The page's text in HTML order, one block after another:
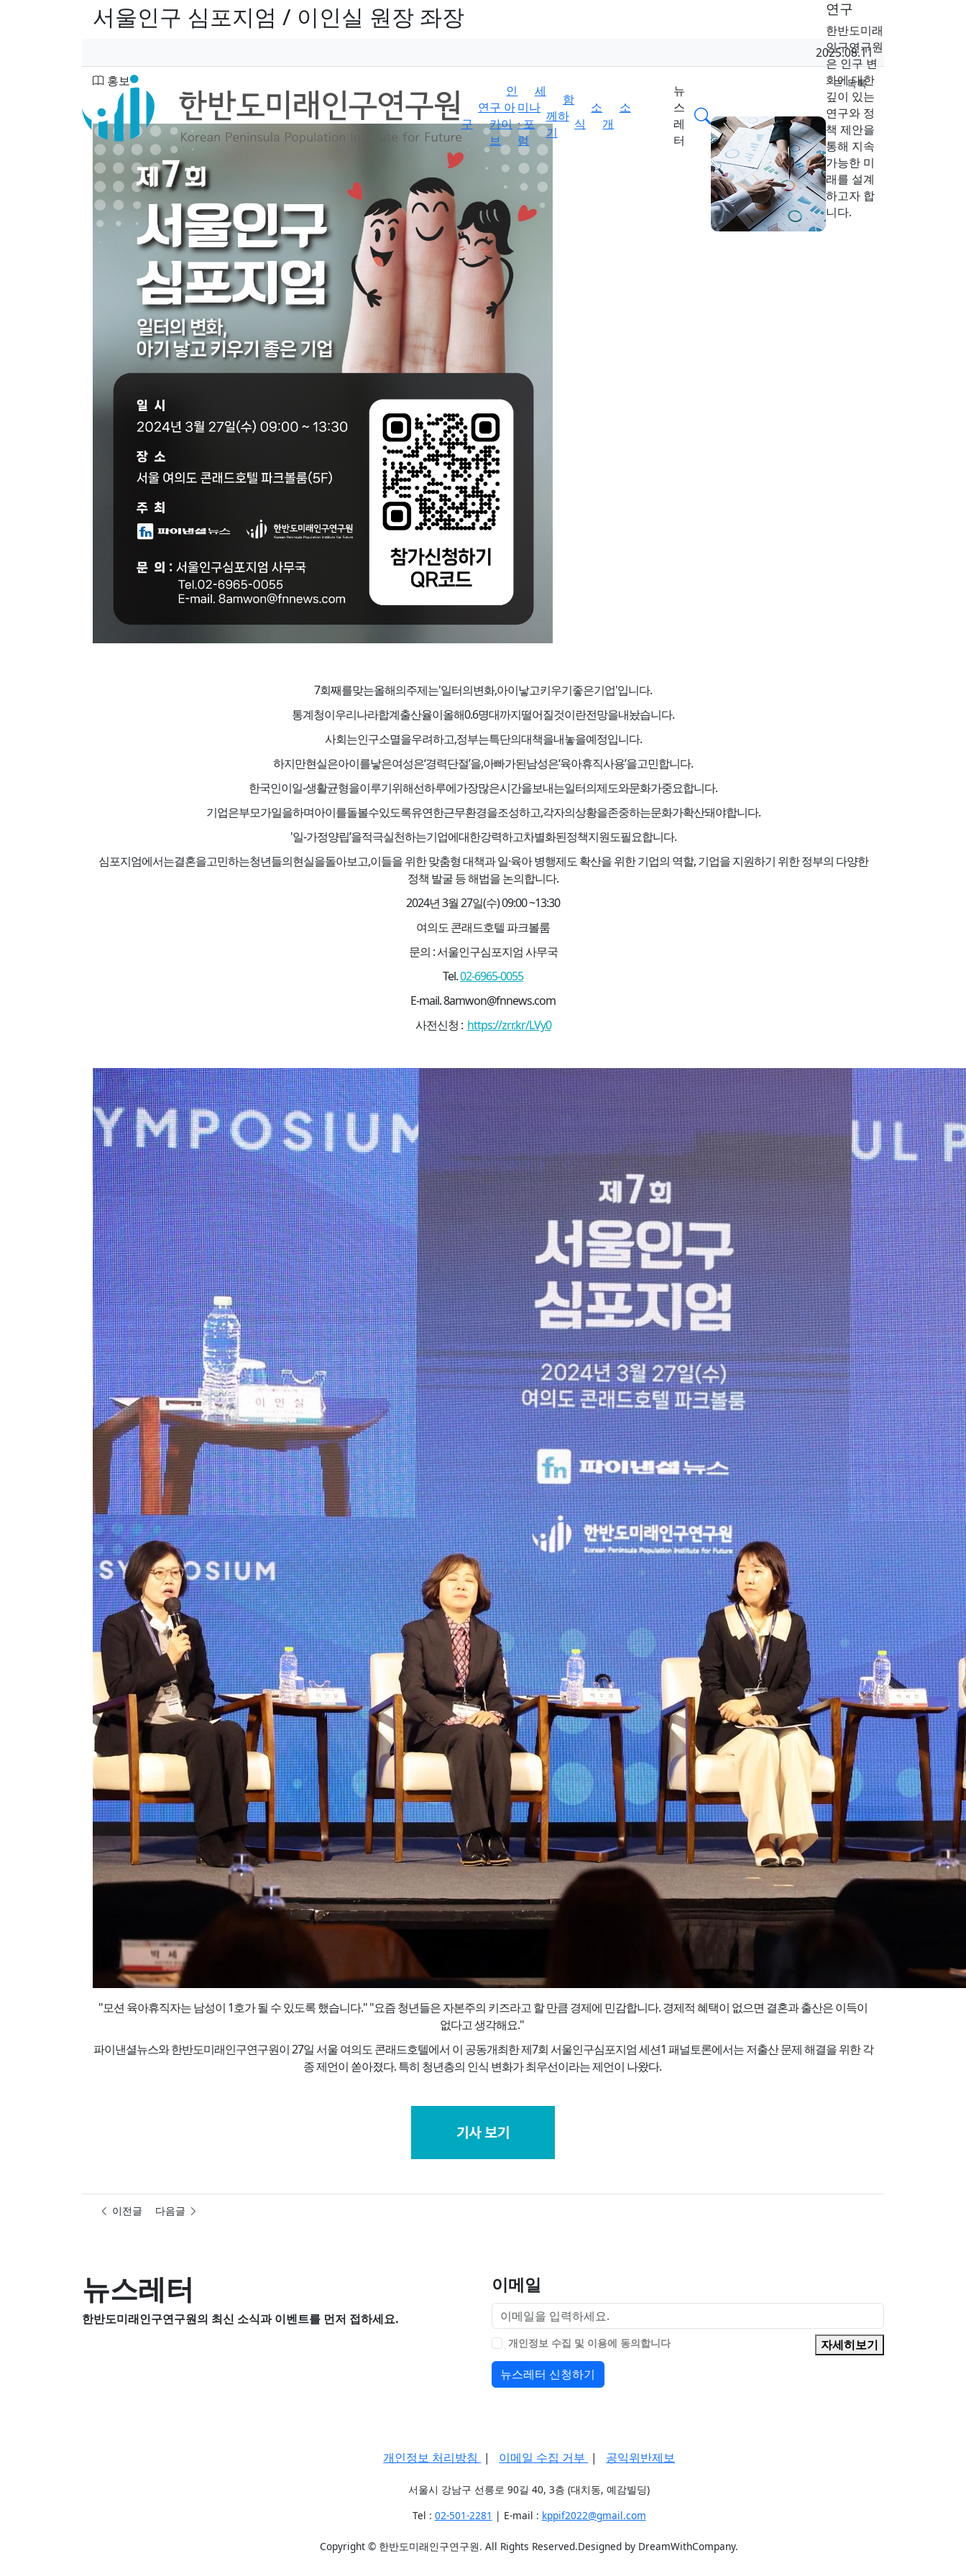
연
구
인
구 아
카이
브
세
미나
· 포
럼
함
께하
기
소
식
소
개
뉴
스
레
터
검색
연구
한반도미래
인구연구원
은 인구 변
화에 대한
깊이 있는
연구와 정
책 제안을
통해 지속
가능한 미
래를 설계
하고자 합
니다.
서울인구 심포지엄 / 이인실 원장 좌장
작성일
2025.08.11
분류
홍보 목록
본문
7회째를맞는올해의주제는'일터의변화,아이낳고키우기좋은기업'입니다.
통계청이우리나라합계출산율이올해0.6명대까지떨어질것이란전망을내놨습니다.
사회는인구소멸을우려하고,정부는특단의대책을내놓을예정입니다.
하지만현실은아이를낳은여성은‘경력단절’을,아빠가된남성은‘육아휴직사용’을고민합니다.
한국인이일-생활균형을이루기위해선하루에가장많은시간을보내는일터의제도와문화가중요합니다.
기업은부모가일을하며아이를돌볼수있도록유연한근무환경을조성하고,각자의상황을존중하는문화가확산돼야합니다.
'일-가정양립’을적극실천하는기업에대한강력하고차별화된정책지원도필요합니다.
심포지엄에서는결혼을고민하는청년들의현실을돌아보고,이들을 위한 맞춤형 대책과 일·육아 병행제도 확산을 위한 기업의 역할, 기업을 지원하기 위한 정부의 다양한
정책 발굴 등 해법을 논의합니다.
2024년 3월 27일(수) 09:00 ~13:30
여의도 콘래드호텔 파크볼룸
문의 : 서울인구심포지엄 사무국
Tel.02-6965-0055
E-mail. 8amwon@fnnews.com
사전신청 : https://zrr.kr/LVy0
"모션 육아휴직자는 남성이 1호가 될 수 있도록 했습니다." "요즘 청년들은 자본주의 키즈라고 할 만큼 경제에 민감합니다. 경제적 혜택이 없으면 결혼과 출산은 이득이
없다고 생각해요."
파이낸셜뉴스와 한반도미래인구연구원이 27일 서울 여의도 콘래드호텔에서 이 공동개최한 제7회 서울인구심포지엄 세션1 패널토론에서는 저출산 문제 해결을 위한 각
종 제언이 쏟아졌다. 특히 청년층의 인식 변화가 최우선이라는 제언이 나왔다.
이전글 다음글
뉴스레터
한반도미래인구연구원의 최신 소식과 이벤트를 먼저 접하세요.
이메일
개인정보 수집 및 이용에 동의합니다
자세히보기
뉴스레터 신청하기
개인정보 처리방침 | 이메일 수집 거부 | 공익위반제보
서울시 강남구 선릉로 90길 40, 3층 (대치동, 예감빌딩)
Tel : 02-501-2281 | E-mail : kppif2022@gmail.com
Copyright © 한반도미래인구연구원. All Rights Reserved.Designed by DreamWithCompany.